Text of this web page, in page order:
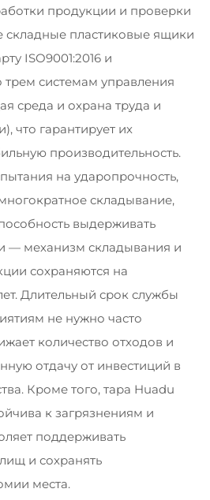
продукции и проверки
складные пластиковые ящики
ISO9001:2016 и
системам управления
среда и охрана труда и
что гарантирует их
производительность.
на ударопрочность,
складывание,
выдерживать
— механизм складывания и
сохраняются на
Длительный срок службы
не нужно часто
количество отходов и
отдачу от инвестиций в
Кроме того, тара Huadu
к загрязнениям и
поддерживать
и сохранять
места.